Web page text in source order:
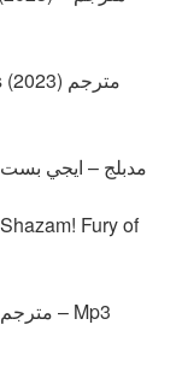
فيلم Shazam! Fury of the Gods (2023) مدبلج – ايجي بست